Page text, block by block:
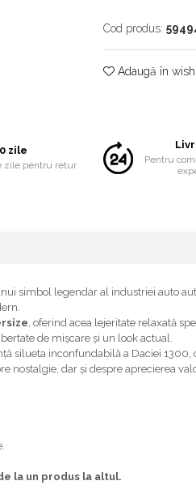
Cod produs:
Adaugă în
zile
zile pentru retur
Pentru
simbol legendar al industriei auto
, oferind acea lejeritate relaxată
de mișcare și un look actual.
silueta inconfundabilă a Daciei
nostalgie, dar și despre aprecierea
la un produs la altul.